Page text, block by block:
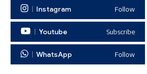
Instagram Follow
Youtube Subscribe
WhatsApp Follow